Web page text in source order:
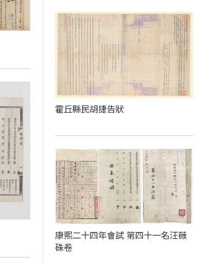
霍丘縣民胡捷告狀
康熙二十四年會試 第四十一名汪薇
硃卷